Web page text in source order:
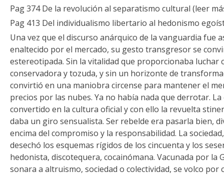
Pag 374 De la revolución al separatismo cultural (leer
Pag 413 Del individualismo libertario al hedonismo
Una vez que el discurso anárquico de la vanguardia fue
enaltecido por el mercado, su gesto transgresor se
estereotipada. Sin la vitalidad que proporcionaba luchar
conservadora y tozuda, y sin un horizonte de
convirtió en una maniobra circense para mantener el
precios por las nubes. Ya no había nada que derrotar.
convertido en la cultura oficial y con ello la revuelta
daba un giro sensualista. Ser rebelde era pasarla bien,
encima del compromiso y la responsabilidad. La
desechó los esquemas rígidos de los cincuenta y los
hedonista, discotequera, cocainómana. Vacunada por la
sonara a altruismo, sociedad o colectividad, se volco